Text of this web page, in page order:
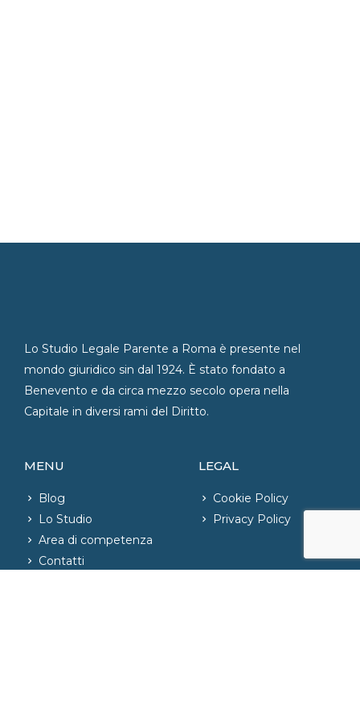
Lo Studio Legale Parente a Roma è presente nel
mondo giuridico sin dal 1924. È stato fondato a
Benevento e da circa mezzo secolo opera nella
Capitale in diversi rami del Diritto.
MENU
Blog
Lo Studio
Area di competenza
Contatti
LEGAL
Cookie Policy
Privacy Policy